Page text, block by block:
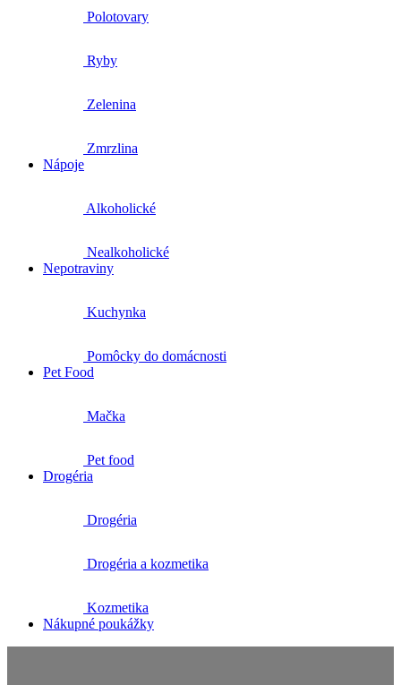
Polotovary
Ryby
Zelenina
Zmrzlina
Nápoje
Alkoholické
Nealkoholické
Nepotraviny
Kuchynka
Pomôcky do domácnosti
Pet Food
Mačka
Pet food
Drogéria
Drogéria
Drogéria a kozmetika
Kozmetika
Nákupné poukážky